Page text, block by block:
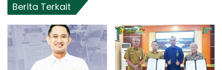
Berita Terkait